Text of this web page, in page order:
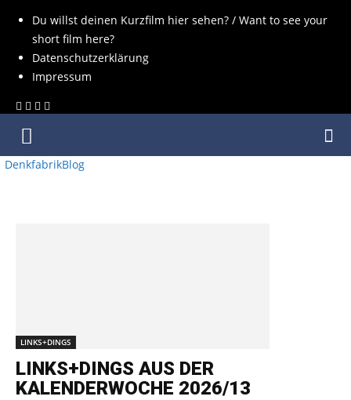
Du willst deinen Kurzfilm hier sehen? / Want to see your
short film here?
Datenschutzerklärung
Impressum
DenkfabrikBlog
LINKS+DINGS
LINKS+DINGS AUS DER
KALENDERWOCHE 2026/13